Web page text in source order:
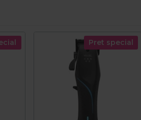
Pret special